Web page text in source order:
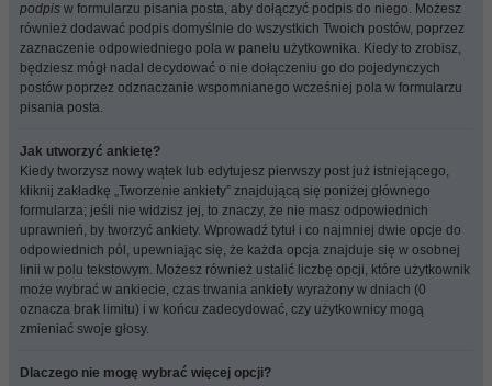
podpis w formularzu pisania posta, aby dołączyć podpis do niego. Możesz
również dodawać podpis domyślnie do wszystkich Twoich postów, poprzez
zaznaczenie odpowiedniego pola w panelu użytkownika. Kiedy to zrobisz,
będziesz mógł nadal decydować o nie dołączeniu go do pojedynczych
postów poprzez odznaczanie wspomnianego wcześniej pola w formularzu
pisania posta.
Jak utworzyć ankietę?
Kiedy tworzysz nowy wątek lub edytujesz pierwszy post już istniejącego,
kliknij zakładkę „Tworzenie ankiety” znajdującą się poniżej głównego
formularza; jeśli nie widzisz jej, to znaczy, że nie masz odpowiednich
uprawnień, by tworzyć ankiety. Wprowadź tytuł i co najmniej dwie opcje do
odpowiednich pól, upewniając się, że każda opcja znajduje się w osobnej
linii w polu tekstowym. Możesz również ustalić liczbę opcji, które użytkownik
może wybrać w ankiecie, czas trwania ankiety wyrażony w dniach (0
oznacza brak limitu) i w końcu zadecydować, czy użytkownicy mogą
zmieniać swoje głosy.
Dlaczego nie mogę wybrać więcej opcji?